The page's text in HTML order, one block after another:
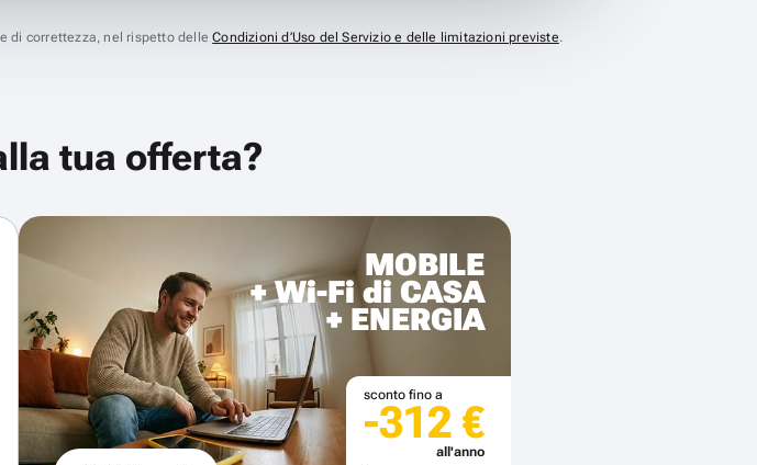
di correttezza, nel rispetto delleCondizioni d’Uso del Servizio e delle limitazioni previste.
tua offerta?
MOBILE
+ Wi-Fi di CASA
+ ENERGIA
sconto fino a
-312 €
all'anno